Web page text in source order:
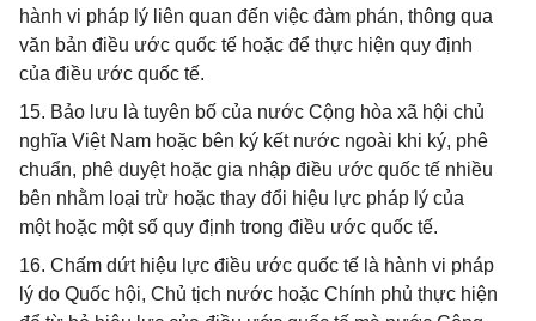
hành vi pháp lý liên quan đến việc đàm phán, thông qua
văn bản điều ước quốc tế hoặc để thực hiện quy định
của điều ước quốc tế.
15. Bảo lưu là tuyên bố của nước Cộng hòa xã hội chủ
nghĩa Việt Nam hoặc bên ký kết nước ngoài khi ký, phê
chuẩn, phê duyệt hoặc gia nhập điều ước quốc tế nhiều
bên nhằm loại trừ hoặc thay đổi hiệu lực pháp lý của
một hoặc một số quy định trong điều ước quốc tế.
16. Chấm dứt hiệu lực điều ước quốc tế là hành vi pháp
lý do Quốc hội, Chủ tịch nước hoặc Chính phủ thực hiện